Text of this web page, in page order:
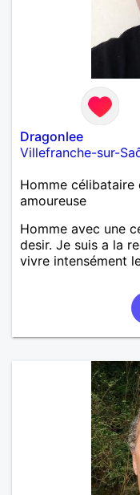
Dragonlee
Villefranche-sur-
Homme célibataire
amoureuse
Homme avec une
desir. Je suis a la
vivre intensément